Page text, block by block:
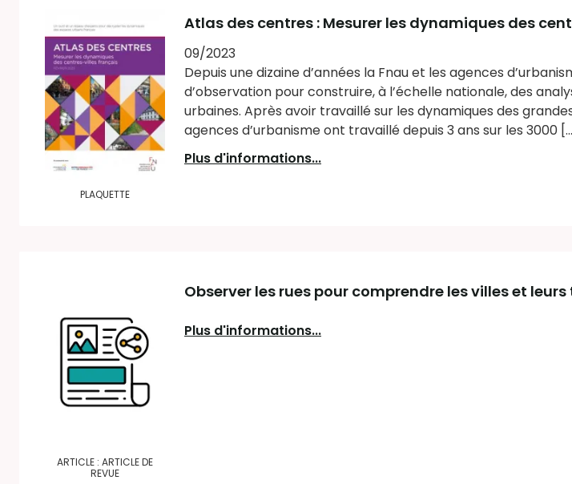
PLAQUETTE
Atlas des centres : Mesurer les dynamiques des
09/2023
Depuis une dizaine d’années la Fnau et les agences
d’observation pour construire, à l’échelle nationale, des
urbaines. Après avoir travaillé sur les dynamiques des
agences d’urbanisme ont travaillé depuis 3 ans sur les 3000
Plus d'informations...
ARTICLE : ARTICLE DE
REVUE
Observer les rues pour comprendre les villes et
Plus d'informations...